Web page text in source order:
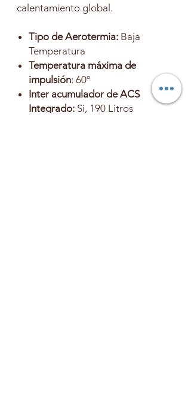
calentamiento global.
Tipo de Aerotermia: Baja
Temperatura
Temperatura máxima de
impulsión: 60º
Inter acumulador de ACS
Integrado: Si, 190 Litros